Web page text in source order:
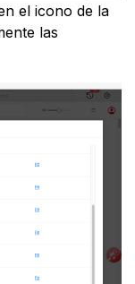
el icono de la
las